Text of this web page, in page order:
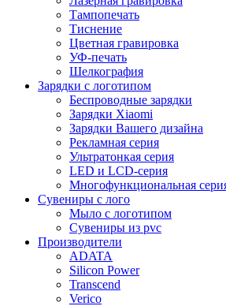
Тампопечать
Тиснение
Цветная гравировка
УФ-печать
Шелкография
Зарядки с логотипом
Беспроводные зарядки
Зарядки Xiaomi
Зарядки Вашего дизайна
Рекламная серия
Ультратонкая серия
LED и LCD-серия
Многофункциональная
Сувениры с лого
Мыло с логотипом
Сувениры из pvc
Производители
ADATA
Silicon Power
Transcend
Verico